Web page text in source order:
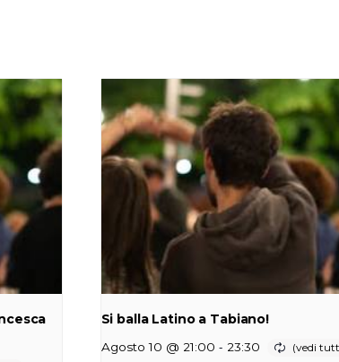
Si balla Latino a Tabiano!
Agosto 10 @ 21:00 - 23:30